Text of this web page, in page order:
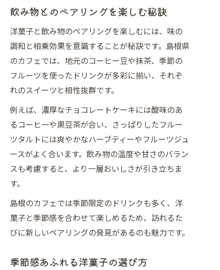
飲み物とのペアリングを楽しむ秘訣
洋菓子と飲み物のペアリングを楽しむには、味の
調和と相乗効果を意識することが秘訣です。島根県
のカフェでは、地元のコーヒー豆や抹茶、季節の
フルーツを使ったドリンクが多彩に揃い、それぞ
れのスイーツと相性抜群です。
例えば、濃厚なチョコレートケーキには酸味のあ
るコーヒーや黒豆茶が合い、さっぱりしたフルー
ツタルトには爽やかなハーブティーやフルーツジュ
ースがよく合います。飲み物の温度や甘さのバラン
スも考慮すると、より一層おいしさが引き立ちま
す。
島根のカフェでは季節限定のドリンクも多く、洋
菓子と季節感を合わせて楽しめるため、訪れるた
びに新しいペアリングの発見があるのも魅力です。
季節感あふれる洋菓子の選び方